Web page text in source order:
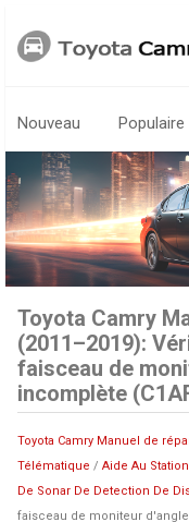
Nouveau Populaire
Toyota Camry
(2011–2019):
faisceau de
incomplète
Toyota Camry Manuel de
Télématique /Aide Au
De Sonar De Detection De
faisceau de moniteur